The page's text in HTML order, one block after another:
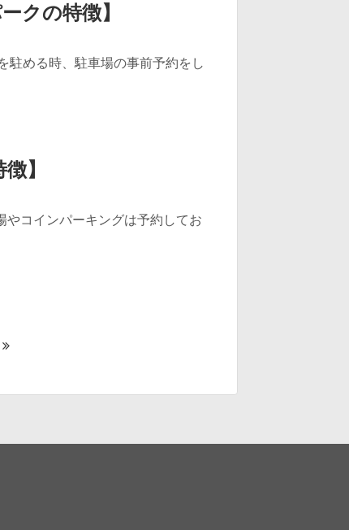
クの特徴】
駐める時、駐車場の事前予約をし
】
コインパーキングは予約してお